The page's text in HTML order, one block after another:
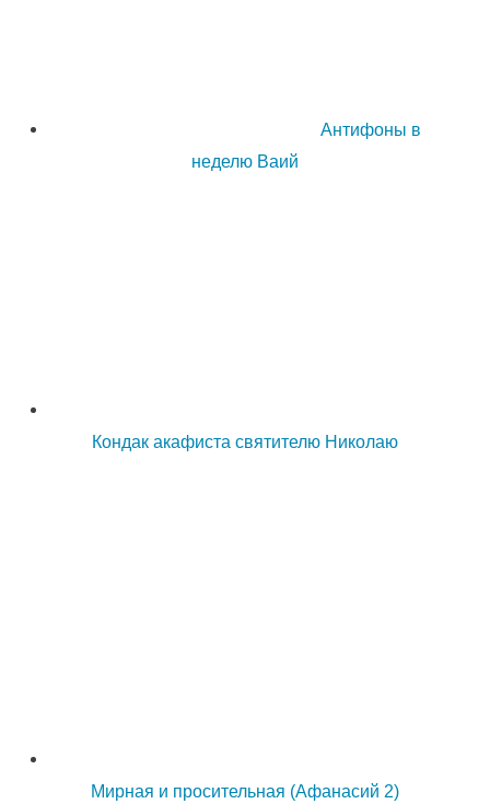
Антифоны в
неделю Ваий
Кондак акафиста святителю Николаю
Мирная и просительная (Афанасий 2)